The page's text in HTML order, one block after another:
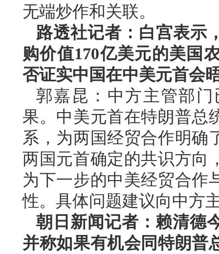
无端炒作和关联。
路透社记者：白宫表示
购价值170亿美元的美国
否证实中国在中美元首会
郭嘉昆：中方主管部
果。中美元首在特朗普总
系，为两国经贸合作明确
两国元首确定的共识方向
为下一步的中美经贸合作
性。具体问题建议向中方
朝日新闻记者：赖清德
并称如果有机会同特朗普